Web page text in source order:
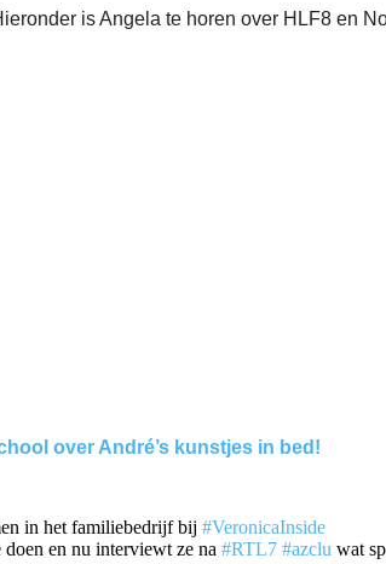
is Angela te horen over HLF8 en
over André’s kunstjes in bed!
in het familiebedrijf bij #VeronicaInside
en nu interviewt ze na #RTL7 #azclu wat